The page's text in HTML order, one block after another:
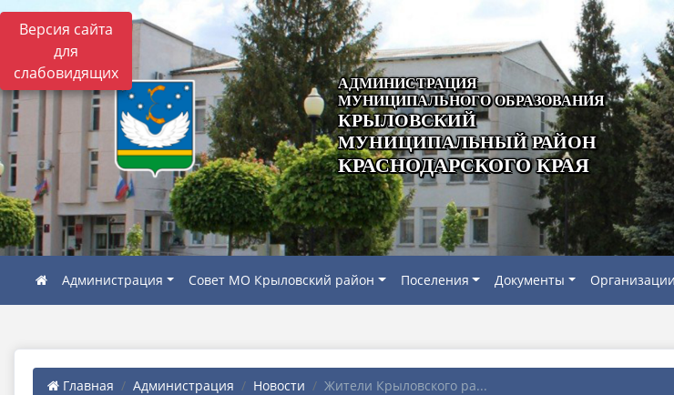
Версия сайта
для
слабовидящих
АДМИНИСТРАЦИЯ
МУНИЦИПАЛЬНОГО ОБРАЗОВАНИЯ
КРЫЛОВСКИЙ
МУНИЦИПАЛЬНЫЙ РАЙОН
КРАСНОДАРСКОГО КРАЯ
Администрация Совет МО Крыловский район Поселения Документы
Главная Администрация Новости Жители Крыловского ра...